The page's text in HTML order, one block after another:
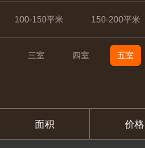
100-150平米 150-200平米
三室 四室 五室
面积 价格